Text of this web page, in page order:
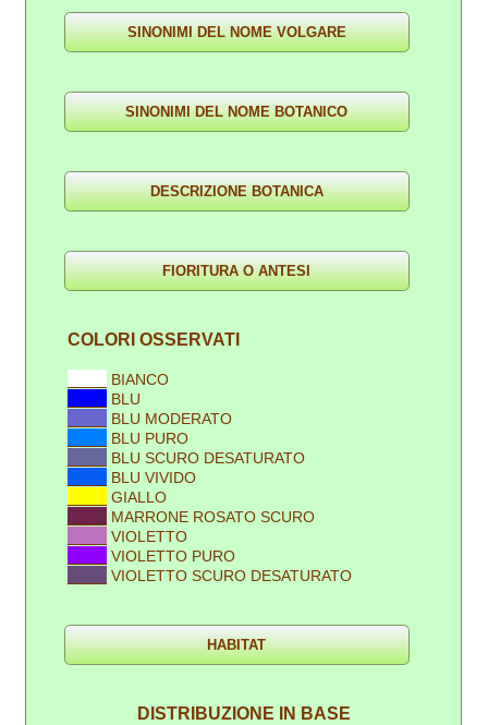
COLORI OSSERVATI
BIANCO
BLU
BLU MODERATO
BLU PURO
BLU SCURO DESATURATO
BLU VIVIDO
GIALLO
MARRONE ROSATO SCURO
VIOLETTO
VIOLETTO PURO
VIOLETTO SCURO DESATURATO
DISTRIBUZIONE IN BASE